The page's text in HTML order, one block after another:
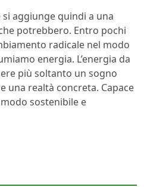
si aggiunge quindi a una
potrebbero. Entro pochi
radicale nel modo
energia. L’energia da
più soltanto un sogno
una realtà concreta. Capace
sostenibile e